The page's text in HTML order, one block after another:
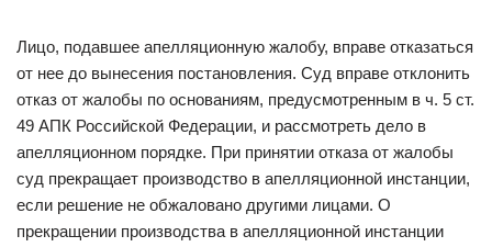
Лицо, подавшее апелляционную жалобу, вправе отказаться
от нее до вынесения постановления. Суд вправе отклонить
отказ от жалобы по основаниям, предусмотренным в ч. 5 ст.
49 АПК Российской Федерации, и рассмотреть дело в
апелляционном порядке. При принятии отказа от жалобы
суд прекращает производство в апелляционной инстанции,
если решение не обжаловано другими лицами. О
прекращении производства в апелляционной инстанции